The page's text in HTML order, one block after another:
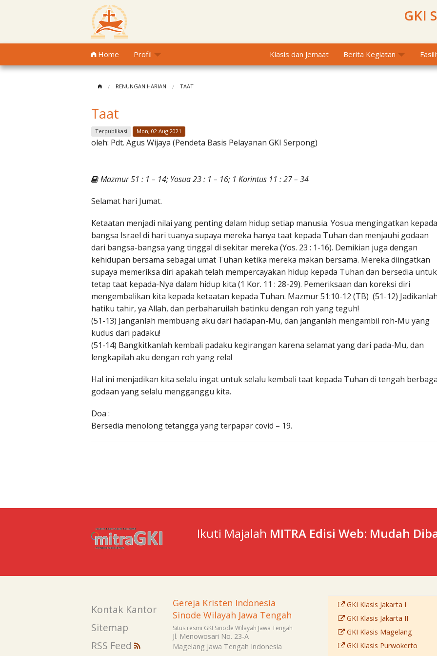
GKI
Home Profil Klasis dan Jemaat Berita Kegiatan
RENUNGAN HARIAN TAAT
Taat
Terpublikasi Mon, 02 Aug 2021
oleh: Pdt. Agus Wijaya (Pendeta Basis Pelayanan GKI Serpong)
Mazmur 51 : 1 – 14; Yosua 23 : 1 – 16; 1 Korintus 11 : 27 – 34
Selamat hari Jumat.
Ketaatan menjadi nilai yang penting dalam hidup setiap manusia. Yosua mengingatkan kepada
bangsa Israel di hari tuanya supaya mereka hanya taat kepada Tuhan dan menjauhi godaan
dari bangsa-bangsa yang tinggal di sekitar mereka (Yos. 23 : 1-16). Demikian juga dengan
kehidupan bersama sebagai umat Tuhan ketika mereka makan bersama. Mereka diingatkan
supaya memeriksa diri apakah telah mempercayakan hidup kepada Tuhan dan bersedia untuk
tetap taat kepada-Nya dalam hidup kita (1 Kor. 11 : 28-29). Pemeriksaan dan koreksi diri
mengembalikan kita kepada ketaatan kepada Tuhan. Mazmur 51:10-12 (TB) (51-12) Jadikanlah
hatiku tahir, ya Allah, dan perbaharuilah batinku dengan roh yang teguh!
(51-13) Janganlah membuang aku dari hadapan-Mu, dan janganlah mengambil roh-Mu yang
kudus dari padaku!
(51-14) Bangkitkanlah kembali padaku kegirangan karena selamat yang dari pada-Mu, dan
lengkapilah aku dengan roh yang rela!
Hal ini menjadikan kita selalu ingat untuk selalu kembali taat kepada Tuhan di tengah
godaan yang selalu mengganggu kita.
Doa :
Bersedia menolong tetangga yang terpapar covid – 19.
Ikuti Majalah MITRA Edisi Web: Mudah
Kontak Kantor
Sitemap
RSS Feed
Gereja Kristen Indonesia
Sinode Wilayah Jawa Tengah
Situs resmi GKI Sinode Wilayah Jawa Tengah
Jl. Menowosari No. 23-A
Magelang Jawa Tengah Indonesia
GKI Klasis Jakarta I
GKI Klasis Jakarta II
GKI Klasis Magelang
GKI Klasis Purwokerto